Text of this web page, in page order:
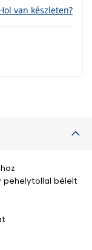
van készleten?
pehelytollal bélelt